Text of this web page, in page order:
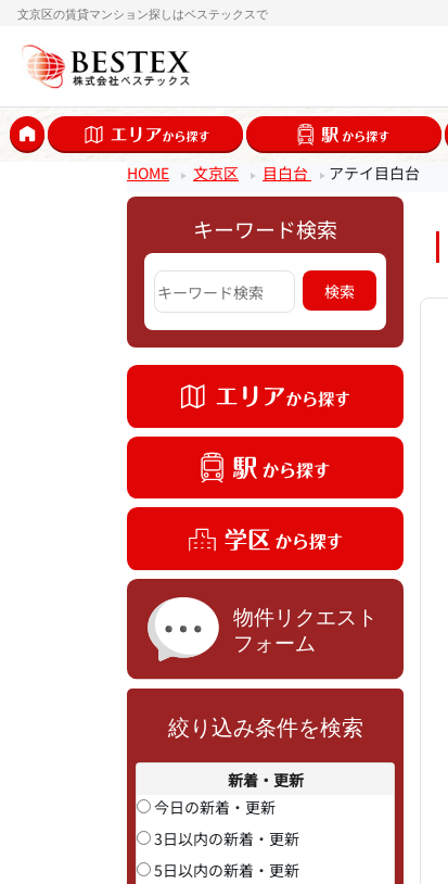
文京区の賃貸マンション探しはベステックスで
HOME 文京区 目白台 アテイ目白台
キーワード検索
絞り込み条件を検索
新着・更新
今日の新着・更新
3日以内の新着・更新
5日以内の新着・更新